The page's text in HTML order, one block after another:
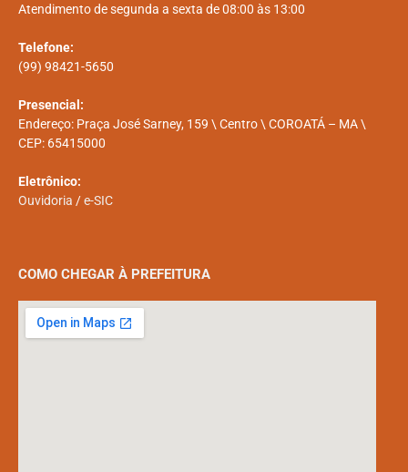
Atendimento de segunda a sexta de 08:00 às 13:00
Telefone:
(99) 98421-5650
Presencial:
Endereço: Praça José Sarney, 159 \ Centro \ COROATÁ – MA \
CEP: 65415000
Eletrônico:
Ouvidoria /e-SIC
COMO CHEGAR À PREFEITURA